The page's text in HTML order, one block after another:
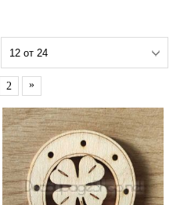
2 »